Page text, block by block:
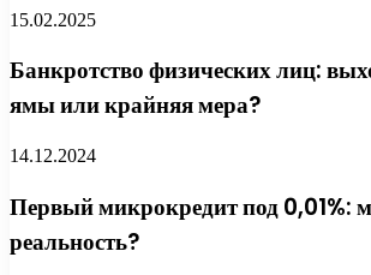
15.02.2025
Банкротство физических лиц:
ямы или крайняя мера?
14.12.2024
Первый микрокредит под 0,01%:
реальность?